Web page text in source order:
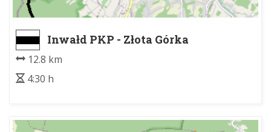
Inwałd PKP - Złota Górka
12.8 km
4:30 h